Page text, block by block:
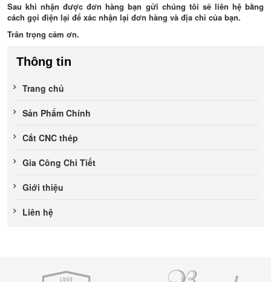
Sau khi nhận được đơn hàng bạn gửi chúng tôi sẽ liên hệ bằng
cách gọi điện lại để xác nhận lại đơn hàng và địa chỉ của bạn.
Trân trọng cảm ơn.
Thông tin
Trang chủ
Sản Phẩm Chính
Cắt CNC thép
Gia Công Chi Tiết
Giới thiệu
Liên hệ